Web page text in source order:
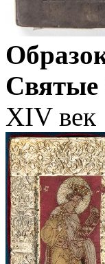
Святые
XIV век